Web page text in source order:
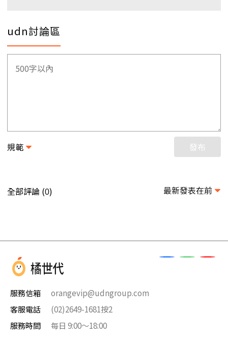
udn討論區
規範 發布
全部評論 (0) 最新發表在前
服務信箱
orangevip@udngroup.com
客服電話
(02)2649-1681按2
服務時間
每日 9:00～18:00